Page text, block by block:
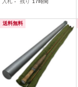
入札 - 残り 17時間
送料無料